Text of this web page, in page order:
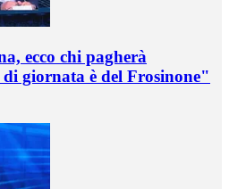
ecco chi pagherà
giornata è del Frosinone"